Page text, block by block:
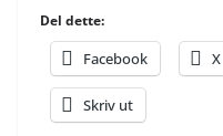
Del dette:
Facebook X
Skriv ut